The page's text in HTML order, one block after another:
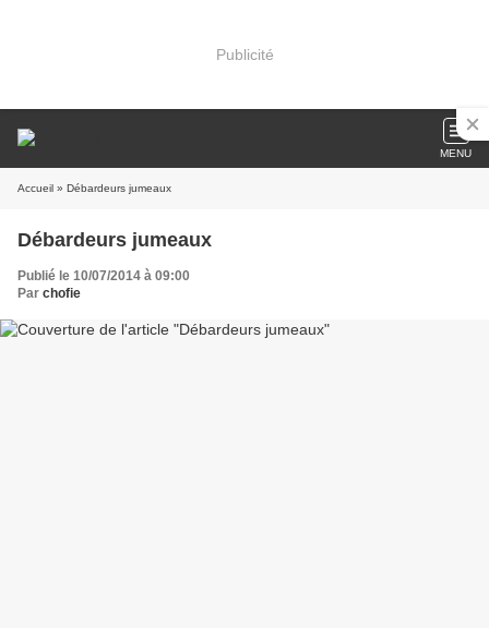
Publicité
MENU
Accueil » Débardeurs jumeaux
Débardeurs jumeaux
Publié le 10/07/2014 à 09:00
Par chofie